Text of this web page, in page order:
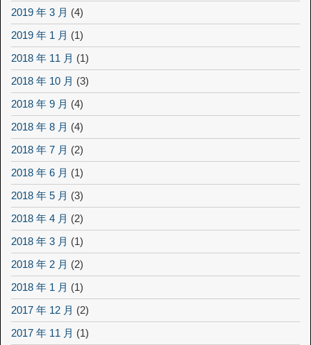
2019 年 3 月 (4)
2019 年 1 月 (1)
2018 年 11 月 (1)
2018 年 10 月 (3)
2018 年 9 月 (4)
2018 年 8 月 (4)
2018 年 7 月 (2)
2018 年 6 月 (1)
2018 年 5 月 (3)
2018 年 4 月 (2)
2018 年 3 月 (1)
2018 年 2 月 (2)
2018 年 1 月 (1)
2017 年 12 月 (2)
2017 年 11 月 (1)